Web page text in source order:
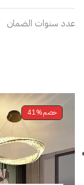
عدد سنوات الضمان
خصم41%